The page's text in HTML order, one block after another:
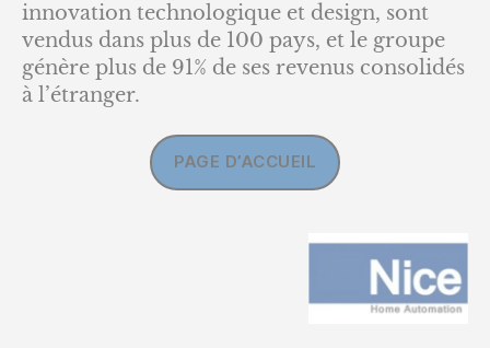
innovation technologique et design, sont
vendus dans plus de 100 pays, et le groupe
génère plus de 91% de ses revenus consolidés
à l’étranger.
PAGE D’ACCUEIL